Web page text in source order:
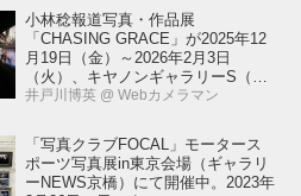
小林稔報道写真・作品展
「CHASING GRACE」が2025年12
月19日（金）～2026年2月3日
（火）、キヤノンギャラリーS（品
川）で開催！
井戸川博英 @ Webカメラマン
「写真クラブFOCAL」モータース
ポーツ写真展in東京会場（ギャラリ
ーNEWS京橋）にて開催中。2023年